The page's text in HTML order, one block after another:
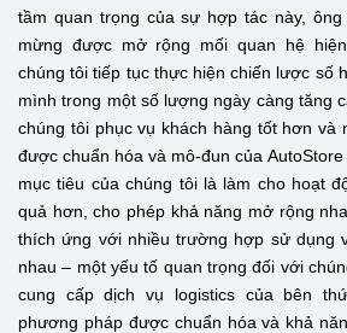
tầm quan trọng của sự hợp tác này, ông
mừng được mở rộng mối quan hệ
chúng tôi tiếp tục thực hiện chiến lược số
mình trong một số lượng ngày càng tăng
chúng tôi phục vụ khách hàng tốt hơn và
được chuẩn hóa và mô-đun của
mục tiêu của chúng tôi là làm cho hoạt
quả hơn, cho phép khả năng mở rộng
thích ứng với nhiều trường hợp sử dụng
nhau – một yếu tố quan trọng đối với
cung cấp dịch vụ logistics của bên
phương pháp được chuẩn hóa và khả